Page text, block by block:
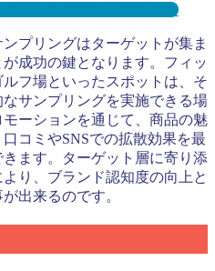
リット３選と事例を紹介
プリングはターゲットが集ま
成功の鍵となります。フィッ
フ場といったスポットは、そ
サンプリングを実施できる場
ーションを通じて、商品の魅
コミやSNSでの拡散効果を最
ます。ターゲット層に寄り添
り、ブランド認知度の向上と
出来るのです。